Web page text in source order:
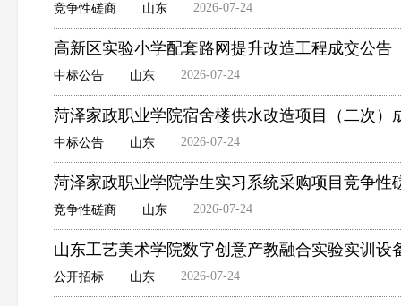
竞争性磋商 山东 2026-07-24
高新区实验小学配套路网提升改造工程成交公告
中标公告 山东 2026-07-24
菏泽家政职业学院宿舍楼供水改造项目（二次）
中标公告 山东 2026-07-24
菏泽家政职业学院学生实习系统采购项目竞争性
竞争性磋商 山东 2026-07-24
山东工艺美术学院数字创意产教融合实验实训
公开招标 山东 2026-07-24